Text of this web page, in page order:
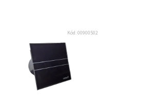
Kód:00900502